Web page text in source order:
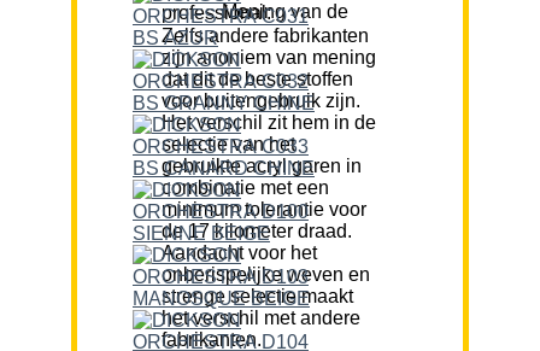
Mening van de professional:
Zelfs andere fabrikanten
zijn anoniem van mening
dat dit de beste stoffen
voor buitengebruik zijn.
Het verschil zit hem in de
selectie van het
gebruikte acryl garen in
combinatie met een
minimum tolerantie voor
de 17 kilometer draad.
Aandacht voor het
onberispelijke weven en
strenge selectie maakt
het verschil met andere
fabrikanten.